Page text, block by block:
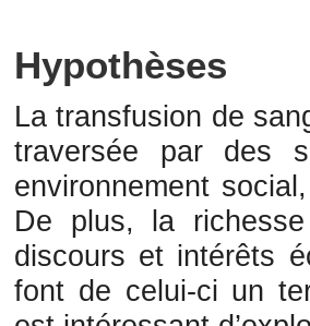
Hypothèses
La transfusion de
traversée par des
environnement
De plus, la
discours et intérêts
font de celui-ci un